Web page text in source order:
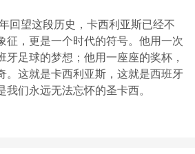
回望这段历史，卡西利亚斯已经不
征，更是一个时代的符号。他用一次
牙足球的梦想；他用一座座的奖杯，
。这就是卡西利亚斯，这就是西班牙
们永远无法忘怀的圣卡西。